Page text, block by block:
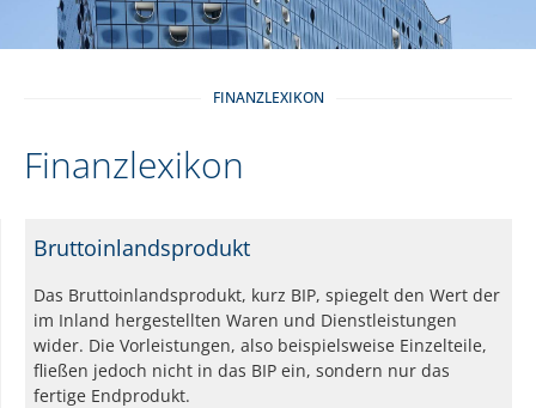
FINANZLEXIKON
Finanzlexikon
Bruttoinlandsprodukt
Das Bruttoinlandsprodukt, kurz BIP, spiegelt den Wert der
im Inland hergestellten Waren und Dienstleistungen
wider. Die Vorleistungen, also beispielsweise Einzelteile,
fließen jedoch nicht in das BIP ein, sondern nur das
fertige Endprodukt.